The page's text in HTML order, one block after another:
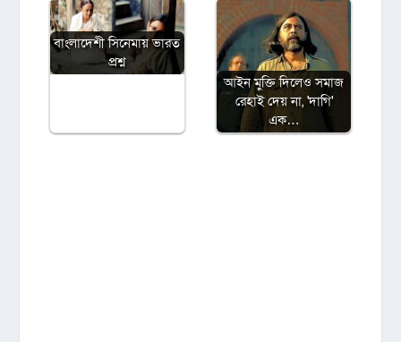
বাংলাদেশী সিনেমায় ভারত
প্রশ্ন
আইন মুক্তি দিলেও সমাজ
রেহাই দেয় না, 'দাগি'
এক…